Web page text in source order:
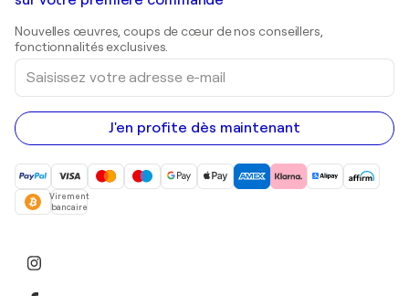
Estampes
Peintures acryliques
Nouvelles œuvres, coups de cœur de nos conseillers,
fonctionnalités exclusives.
Saisissez
votre
adresse
e-
mail
J'en profite dès maintenant
Virement
bancaire